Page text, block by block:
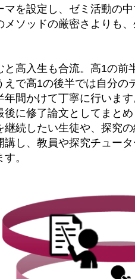
マを設定し、ゼミ活動の
メソッドの厳密さよりも
と高入生も合流。高1の前
えで高1の後半では自分の
年間かけて丁寧に行いま
後に修了論文としてまと
継続したい生徒や、探究
講し、教員や探究チュー
。